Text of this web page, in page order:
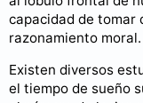
capacidad de tomar
razonamiento moral.
Existen diversos
el tiempo de sueño